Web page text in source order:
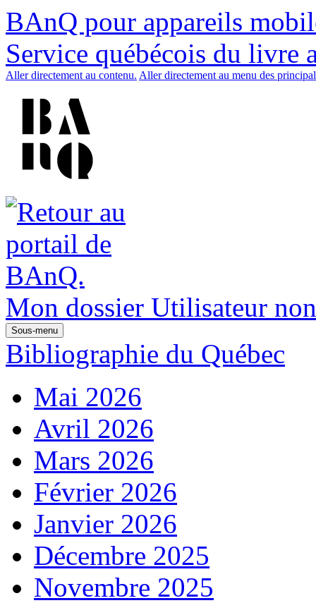
BAnQ pour appareils
Service québécois du livre
Aller directement au contenu. Aller directement au menu des
Mon dossier Utilisateur
Sous-menu
Bibliographie du Québec
Mai 2026
Avril 2026
Mars 2026
Février 2026
Janvier 2026
Décembre 2025
Novembre 2025